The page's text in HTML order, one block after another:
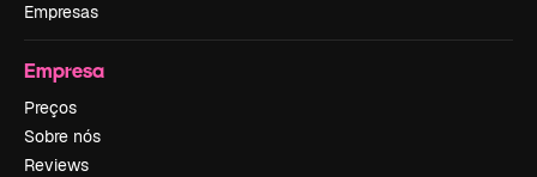
Empresas
Empresa
Preços
Sobre nós
Reviews